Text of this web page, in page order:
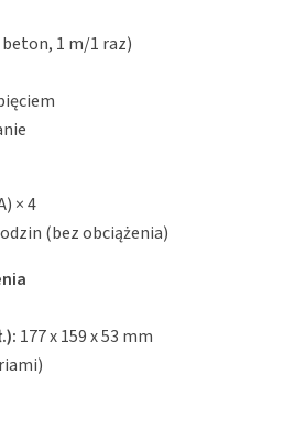
1 m/1 raz)
× 4
(bez obciążenia)
177 x 159 x 53 mm